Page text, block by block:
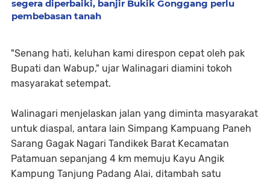
segera diperbaiki, banjir Bukik Gonggang perlu
pembebasan tanah
"Senang hati, keluhan kami direspon cepat oleh pak
Bupati dan Wabup," ujar Walinagari diamini tokoh
masyarakat setempat.
Walinagari menjelaskan jalan yang diminta masyarakat
untuk diaspal, antara lain Simpang Kampuang Paneh
Sarang Gagak Nagari Tandikek Barat Kecamatan
Patamuan sepanjang 4 km memuju Kayu Angik
Kampung Tanjung Padang Alai, ditambah satu